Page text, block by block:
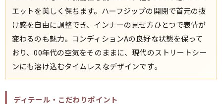
メディア・イベント情報
Youtube 古着屋Rush Out チャンネル
スタッフコーディネート
エットを美しく保ちます。ハーフジップの開閉で首元の抜
け感を自由に調整でき、インナーの見せ方ひとつで表情が
変わるのも魅力。コンディションAの良好な状態を保って
おり、00年代の空気をそのままに、現代のストリートシー
ンにも溶け込むタイムレスなデザインです。
ディテール・こだわりポイント